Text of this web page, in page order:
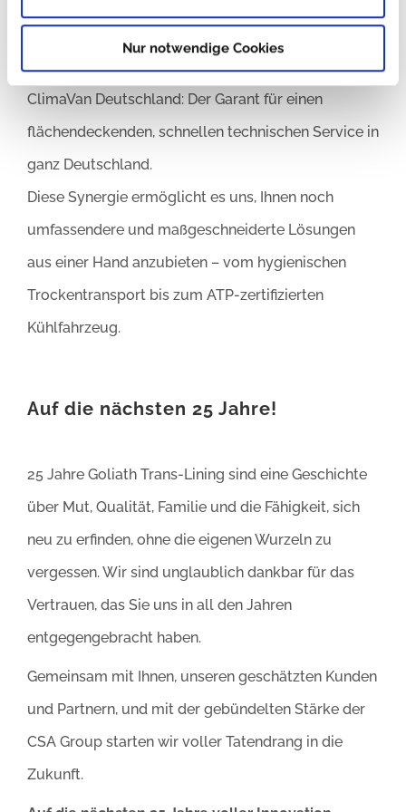
Nur notwendige Cookies
Kühlfahrzeuge.
ClimaVan Deutschland: Der Garant für einen
flächendeckenden, schnellen technischen Service in
ganz Deutschland.
Diese Synergie ermöglicht es uns, Ihnen noch
umfassendere und maßgeschneiderte Lösungen
aus einer Hand anzubieten – vom hygienischen
Trockentransport bis zum ATP-zertifizierten
Kühlfahrzeug.
Auf die nächsten 25 Jahre!
25 Jahre Goliath Trans-Lining sind eine Geschichte
über Mut, Qualität, Familie und die Fähigkeit, sich
neu zu erfinden, ohne die eigenen Wurzeln zu
vergessen. Wir sind unglaublich dankbar für das
Vertrauen, das Sie uns in all den Jahren
entgegengebracht haben.
Gemeinsam mit Ihnen, unseren geschätzten Kunden
und Partnern, und mit der gebündelten Stärke der
CSA Group starten wir voller Tatendrang in die
Zukunft.